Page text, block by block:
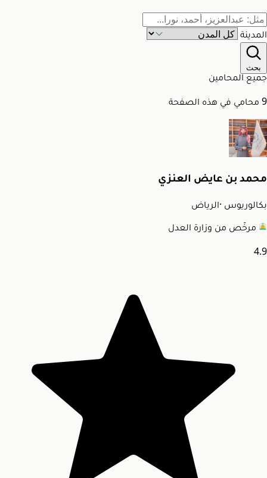
المدينة
بحث
جميع المحامين
9 محامي في هذه الصفحة
محمد بن عايض العنزي
بكالوريوس ·الرياض
مرخّص من وزارة العدل
4.9